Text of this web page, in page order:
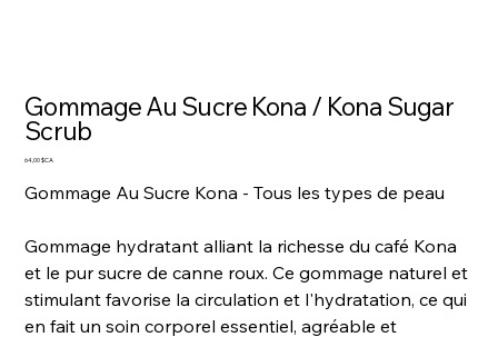
Gommage Au Sucre Kona / Kona Sugar
Scrub
Prix
64,00 $CA
Gommage Au Sucre Kona - Tous les types de peau
Gommage hydratant alliant la richesse du café Kona
et le pur sucre de canne roux. Ce gommage naturel et
stimulant favorise la circulation et l'hydratation, ce qui
en fait un soin corporel essentiel, agréable et